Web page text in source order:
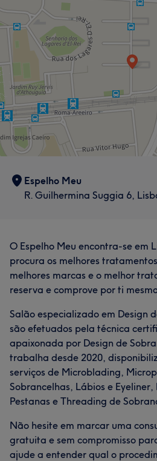
Espelho Meu
R. Guilhermina Suggia 6,
O Espelho Meu encontra-se em
procura os melhores
melhores marcas e o melhor
reserva e comprove por ti
Salão especializado em Design
são efetuados pela técnica
apaixonada por Design de
trabalha desde 2020,
serviços de Microblading,
Sobrancelhas, Lábios e
Pestanas e Threading de
Não hesite em marcar uma
gratuita e sem compromisso
ajude a entender qual o